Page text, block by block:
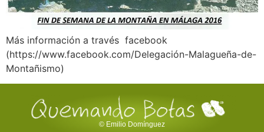
Más información a través facebook
(https://www.facebook.com/Delegación-Malagueña-de-
Montañismo)
© Emilio Domínguez